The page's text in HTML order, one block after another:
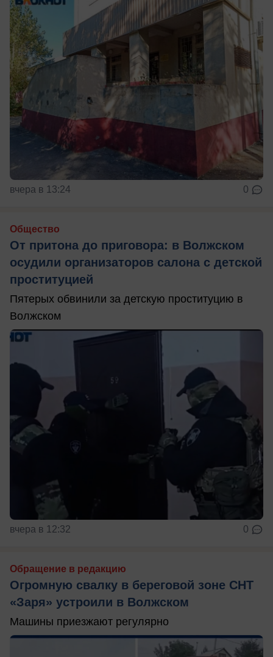
вчера в 13:24 0
Общество
От притона до приговора: в Волжском
осудили организаторов салона с детской
проституцией
Пятерых обвинили за детскую проституцию в
Волжском
вчера в 12:32 0
Обращение в редакцию
Огромную свалку в береговой зоне СНТ
«Заря» устроили в Волжском
Машины приезжают регулярно